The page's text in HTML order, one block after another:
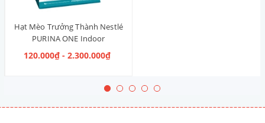
Hạt Mèo Trưởng Thành Nestlé
PURINA ONE Indoor
Advantage Salmon & Tuna [Vị
Cá Hồi & Cá Ngừ]
120.000₫ - 2.300.000₫